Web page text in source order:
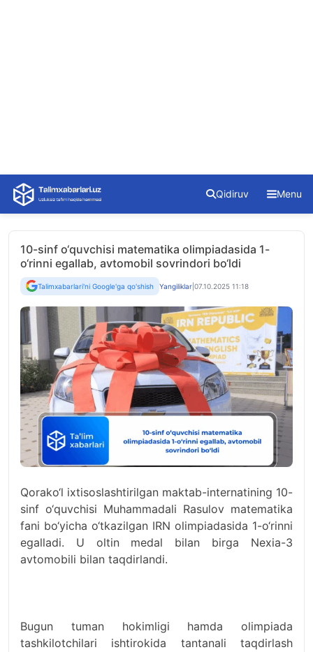
Skip
content
Qidiruv Menu
10-sinf o‘quvchisi matematika olimpiadasida 1-
o‘rinni egallab, avtomobil sovrindori bo‘ldi
Talimxabarlari'ni Google'ga qo'shish Yangiliklar 07.10.2025 11:18
Qorako‘l ixtisoslashtirilgan maktab-internatining 10-
sinf o‘quvchisi Muhammadali Rasulov matematika
fani bo‘yicha o‘tkazilgan IRN olimpiadasida 1-o‘rinni
egalladi. U oltin medal bilan birga Nexia-3
avtomobili bilan taqdirlandi.
Bugun tuman hokimligi hamda olimpiada
tashkilotchilari ishtirokida tantanali taqdirlash